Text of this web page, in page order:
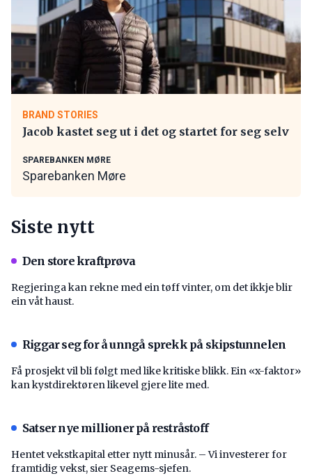
BRAND STORIES
Jacob kastet seg ut i det og startet for seg selv
SPAREBANKEN MØRE
Sparebanken Møre
Siste nytt
Den store kraftprøva
Regjeringa kan rekne med ein tøff vinter, om det ikkje blir
ein våt haust.
Riggar seg for å unngå sprekk på skipstunnelen
Få prosjekt vil bli følgt med like kritiske blikk. Ein «x-faktor»
kan kystdirektøren likevel gjere lite med.
Satser nye millioner på restråstoff
Hentet vekstkapital etter nytt minusår. – Vi investerer for
framtidig vekst, sier Seagems-sjefen.